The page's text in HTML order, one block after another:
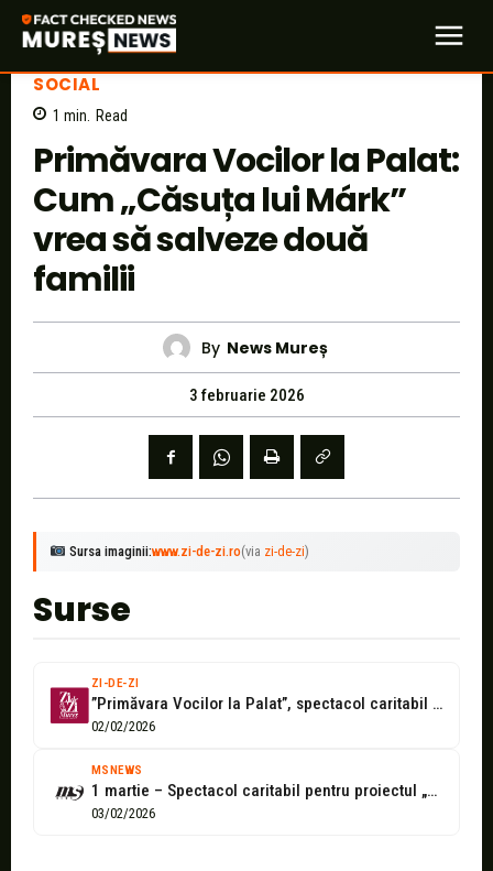
SOCIAL
1 min. Read
Primăvara Vocilor la Palat:
Cum „Căsuța lui Márk”
vrea să salveze două
familii
By News Mureș
3 februarie 2026
Sursa imaginii:www.zi-de-zi.ro(via zi-de-zi)
Surse
ZI-DE-ZI
”Primăvara Vocilor la Palat”, spectacol caritabil la Palatul Culturii din Târgu Mureș
02/02/2026
MSNEWS
1 martie – Spectacol caritabil pentru proiectul „Căsuța lui Márk”
03/02/2026